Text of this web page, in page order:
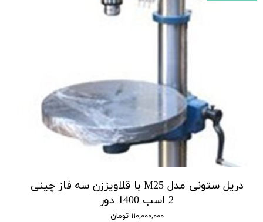
دریل ستونی مدل M25 با قلاویززن سه فاز چینی
2 اسب 1400 دور
۱۱۰,۰۰۰,۰۰۰ تومان